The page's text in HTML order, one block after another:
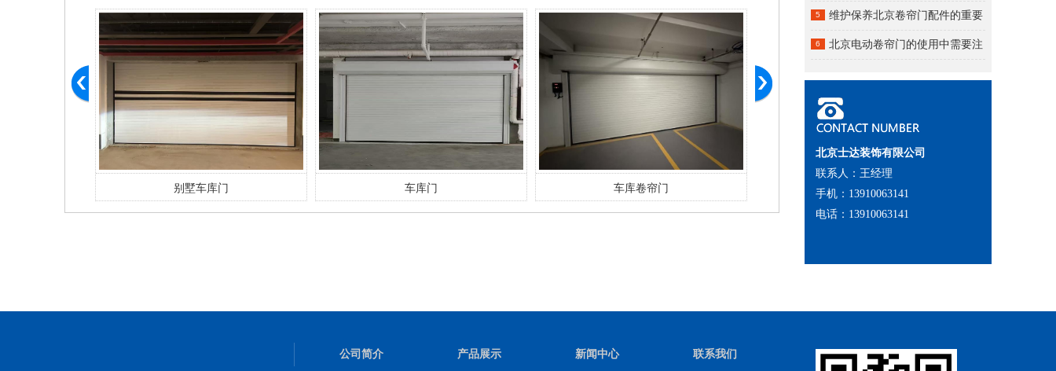
车库门 车库卷帘门 车库快速门 水晶铝型材折叠门
的质量？
5
维护保养北京卷帘门配件的重要
性
6
北京电动卷帘门的使用中需要注
北京士达装饰有限公司
联系人：王经理
手机：13910063141
电话：13910063141
公司简介 产品展示 新闻中心 联系我们